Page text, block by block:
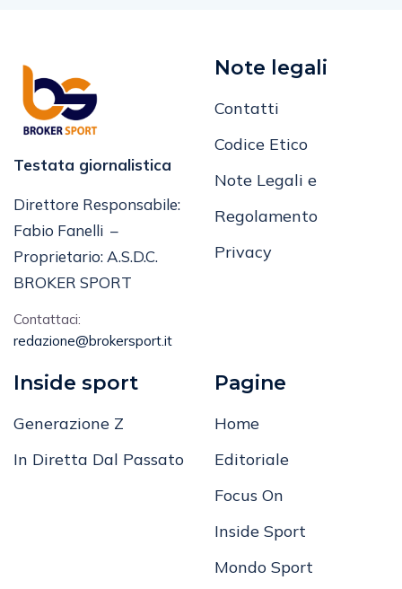
Testata giornalistica
Direttore Responsabile:
Fabio Fanelli –
Proprietario: A.S.D.C.
BROKER SPORT
Contattaci:
redazione@brokersport.it
Note legali
Contatti
Codice Etico
Note Legali e
Regolamento
Privacy
Inside sport
Generazione Z
In Diretta Dal Passato
Pagine
Home
Editoriale
Focus On
Inside Sport
Mondo Sport